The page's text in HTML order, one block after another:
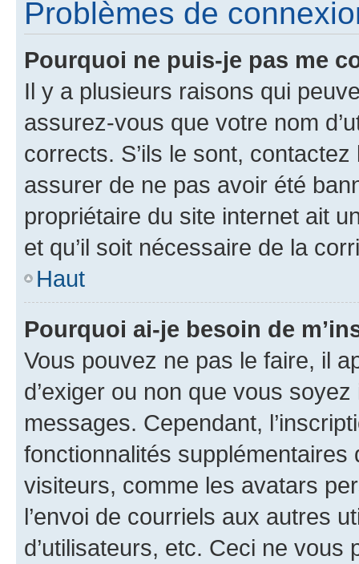
Problèmes de
Pourquoi ne puis-je pas me
Il y a plusieurs raisons qui
assurez-vous que votre nom
corrects. S’ils le sont,
assurer de ne pas avoir été
propriétaire du site internet ait
et qu’il soit nécessaire de la
Haut
Pourquoi ai-je besoin de
Vous pouvez ne pas le faire, il
d’exiger ou non que vous
messages. Cependant,
fonctionnalités
visiteurs, comme les avatars
l’envoi de courriels aux autres
d’utilisateurs, etc. Ceci ne vous